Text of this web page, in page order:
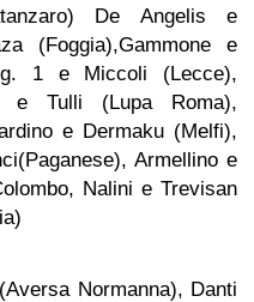
De Angelis e
(Foggia),Gammone e
1 e Miccoli (Lecce),
e Tulli (Lupa Roma),
e Dermaku (Melfi),
Armellino e
Nalini e Trevisan
Normanna), Danti